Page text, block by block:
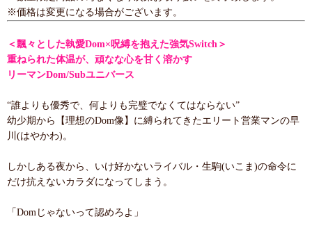
※価格は変更になる場合がございます。
＜飄々とした執愛Dom×呪縛を抱えた強気Switch＞
重ねられた体温が、頑なな心を甘く溶かす
リーマンDom/Subユニバース
“誰よりも優秀で、何よりも完璧でなくてはならない”
幼少期から【理想のDom像】に縛られてきたエリート営業マンの早
川(はやかわ)。
しかしある夜から、いけ好かないライバル・生駒(いこま)の命令に
だけ抗えないカラダになってしまう。
「Domじゃないって認めろよ」